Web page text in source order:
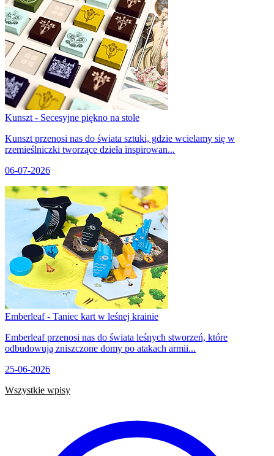
Kunszt - Secesyjne piękno na stole
Kunszt przenosi nas do świata sztuki, gdzie wcielamy się w
rzemieślniczki tworzące dzieła inspirowan...
06-07-2026
Emberleaf - Taniec kart w leśnej krainie
Emberleaf przenosi nas do świata leśnych stworzeń, które
odbudowują zniszczone domy po atakach armii...
25-06-2026
Wszystkie wpisy